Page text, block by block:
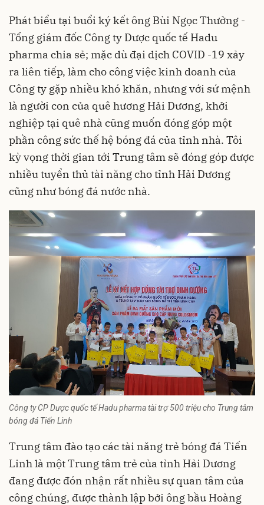
Phát biểu tại buổi ký kết ông Bùi Ngọc Thưởng -
Tổng giám đốc Công ty Dược quốc tế Hadu
pharma chia sẻ; mặc dù đại dịch COVID -19 xảy
ra liên tiếp, làm cho công việc kinh doanh của
Công ty gặp nhiều khó khăn, nhưng với sứ mệnh
là người con của quê hương Hải Dương, khởi
nghiệp tại quê nhà cũng muốn đóng góp một
phần công sức thế hệ bóng đá của tỉnh nhà. Tôi
kỳ vọng thời gian tới Trung tâm sẽ đóng góp được
nhiều tuyển thủ tài năng cho tỉnh Hải Dương
cũng như bóng đá nước nhà.
Công ty CP Dược quốc tế Hadu pharma tài trợ 500 triệu cho Trung tâm
bóng đá Tiến Linh
Trung tâm đào tạo các tài năng trẻ bóng đá Tiến
Linh là một Trung tâm trẻ của tỉnh Hải Dương
đang được đón nhận rất nhiều sự quan tâm của
công chúng, được thành lập bởi ông bầu Hoàng